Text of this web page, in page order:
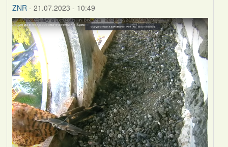
ZNR - 21.07.2023 - 10:49